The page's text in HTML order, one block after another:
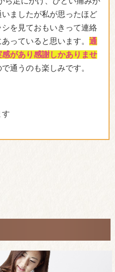
ましたが私が思ったほど
を見ておもいきって連絡
っていると思います。 通
があり感謝しかありませ
通うのも楽しみです。